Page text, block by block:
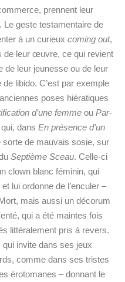
prennent leur
Le geste testamentaire de
à un curieux coming out,
de leur œuvre, ce qui revient
de leur jeunesse ou de leur
libido. C’est par exemple
poses hiératiques
d’une femmeou Par-
dans En présence d’un
sorte de mauvais sosie, sur
Septième Sceau. Celle-ci
clown blanc féminin, qui
lui ordonne de l’enculer –
mais aussi un décorum
qui a été maintes fois
littéralement pris à revers.
qui invite dans ses jeux
comme dans ses tristes
érotomanes – donnant le